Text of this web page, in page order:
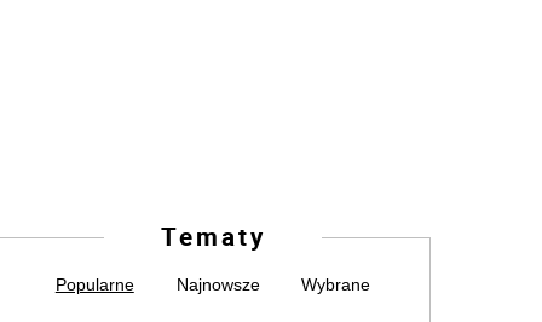
Tematy
Popularne Najnowsze Wybrane